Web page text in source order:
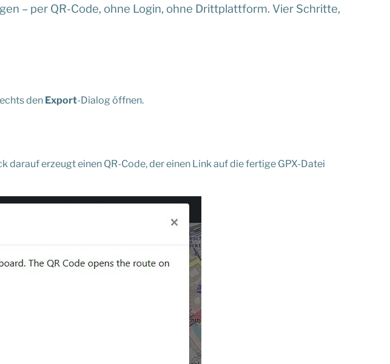
– per QR-Code, ohne Login, ohne Drittplattform. Vier Schritte,
den Export-Dialog öffnen.
darauf erzeugt einen QR-Code, der einen Link auf die fertige GPX-Datei